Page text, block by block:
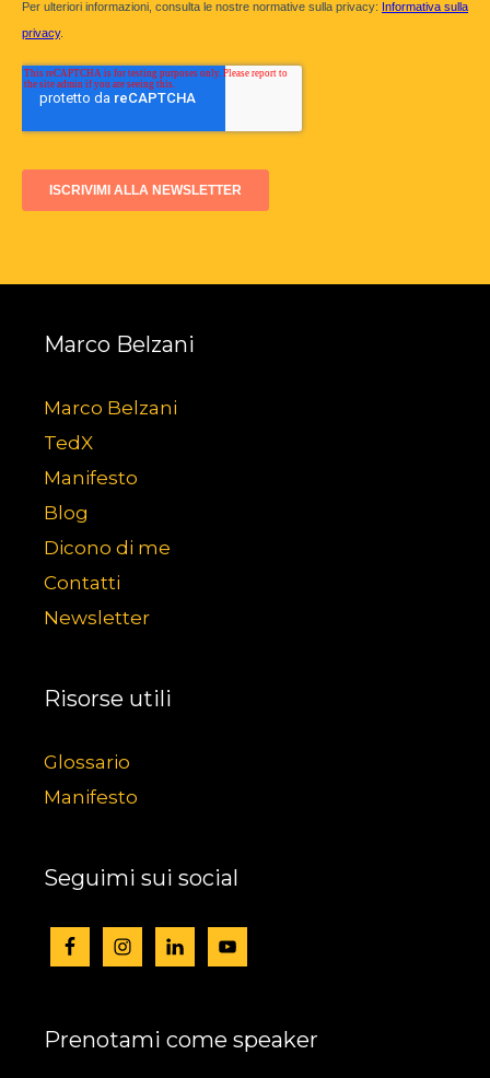
Marco Belzani
Marco Belzani
TedX
Manifesto
Blog
Dicono di me
Contatti
Newsletter
Risorse utili
Glossario
Manifesto
Seguimi sui social
Prenotami come speaker